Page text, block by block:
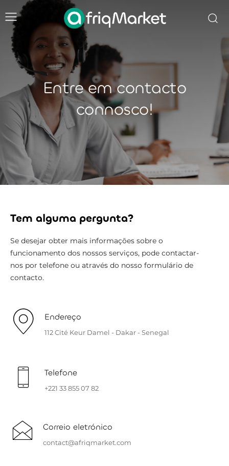
Entre em contacto
connosco!
Tem alguma pergunta?
Se desejar obter mais informações sobre o
funcionamento dos nossos serviços, pode contactar-
nos por telefone ou através do nosso formulário de
contacto.
Endereço
112 Cité Keur Damel - Dakar - Senegal
Telefone
+221 33 855 07 82
Correio eletrónico
contact@afriqmarket.com